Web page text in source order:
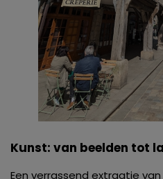
Kunst: van beelden tot
Een verrassend extraatje